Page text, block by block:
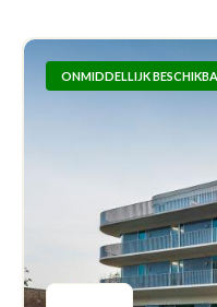
ONMIDDELLIJK